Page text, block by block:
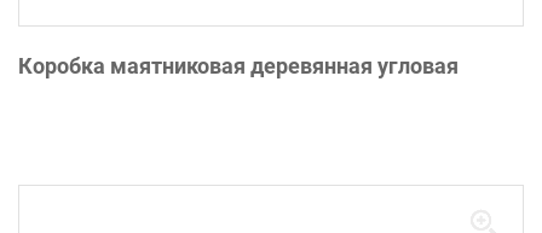
Коробка маятниковая деревянная угловая